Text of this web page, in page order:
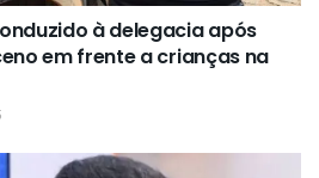
à delegacia após
em frente a crianças na